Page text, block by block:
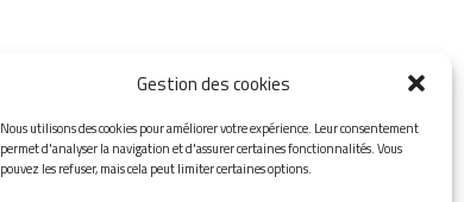
Gestion des cookies
Nous utilisons des cookies pour améliorer votre expérience. Leur consentement
permet d'analyser la navigation et d'assurer certaines fonctionnalités. Vous
pouvez les refuser, mais cela peut limiter certaines options.